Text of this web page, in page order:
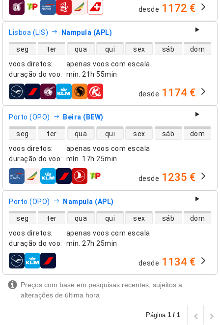
companhias aéreas desde 1172 €
Lisboa (LIS) Nampula (APL)
voos diretos:
apenas voos com escala
duração do voo: mín. 21h 55min
disponibilidade de voos diretos
seg ter qua qui sex sáb dom
companhias aéreas desde 1174 €
Porto (OPO) Beira (BEW)
voos diretos:
apenas voos com escala
duração do voo: mín. 17h 25min
disponibilidade de voos diretos
seg ter qua qui sex sáb dom
companhias aéreas desde 1235 €
Porto (OPO) Nampula (APL)
voos diretos:
apenas voos com escala
duração do voo: mín. 27h 25min
disponibilidade de voos diretos
seg ter qua qui sex sáb dom
companhias aéreas desde 1134 €
Preços com base em pesquisas recentes, sujeitos a
alterações de última hora
Página 1 / 1